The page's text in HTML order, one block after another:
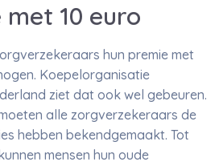
10 euro
hun premie met
Koepelorganisatie
ziet dat ook wel gebeuren.
alle zorgverzekeraars de
hebben bekendgemaakt. Tot
mensen hun oude